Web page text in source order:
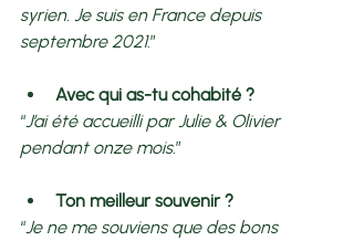
syrien. Je suis en France depuis
septembre 2021.”
Avec qui as-tu cohabité ?
“J’ai été accueilli par Julie & Olivier
pendant onze mois.”
Ton meilleur souvenir ?
“Je ne me souviens que des bons